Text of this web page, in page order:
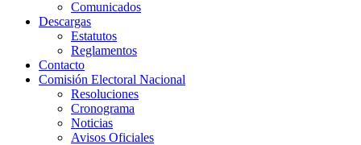
Comunicados
Descargas
Estatutos
Reglamentos
Contacto
Comisión Electoral Nacional
Resoluciones
Cronograma
Noticias
Avisos Oficiales